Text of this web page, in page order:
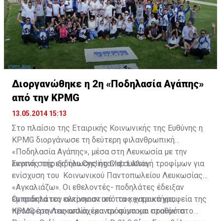
προσανατολίζεται να αναθέσει το 18% στην
Ευρωπαϊκή Τράπεζα Ανασυγκρότησης και Ανάπτυξης
(EBRD).
Διοργανώθηκε η 2η «Ποδηλασία Αγάπης»
από την KPMG
13.05.2014 15:13
Στο πλαίσιο της Εταιρικής Κοινωνικής της Ευθύνης η
KPMG διοργάνωσε τη δεύτερη φιλανθρωπική
«Ποδηλασία Αγάπης», μέσα στη Λευκωσία με την
ευγενή στήριξη του Cycling Club Latsia.
Σκοπός της εκδήλωσης ήταν η συλλογή τροφίμων για
ενίσχυση του Κοινωνικού Παντοπωλείου Λευκωσίας
«Αγκαλιάζω». Οι εθελοντές- ποδηλάτες έδειξαν
έμπρακτα τον αλτρουιστικό τους χαρακτήρα,
προσφέροντας απλόχερα τρόφιμα και προϊόντα
Οι ποδηλάτες εκκίνησαν από τα κεντρικά γραφεία της
KPMG στη Λευκωσία, έκαναν σύντομο σταθμό στο